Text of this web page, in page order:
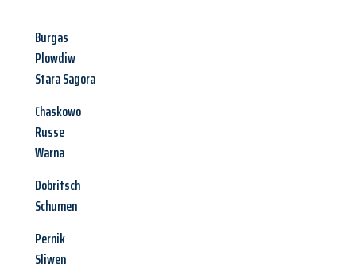
Burgas
Plowdiw
Stara Sagora
Chaskowo
Russe
Warna
Dobritsch
Schumen
Pernik
Sliwen